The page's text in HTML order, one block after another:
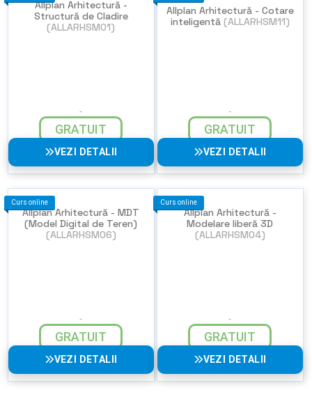
Allplan Arhitectură -
Structură de Cladire
(ALLARHSM01)
GRATUIT
VEZI DETALII
Allplan Arhitectură - Cotare
inteligentă (ALLARHSM11)
GRATUIT
VEZI DETALII
Curs online
Allplan Arhitectură - MDT
(Model Digital de Teren)
(ALLARHSM06)
GRATUIT
VEZI DETALII
Curs online
Allplan Arhitectură -
Modelare liberă 3D
(ALLARHSM04)
GRATUIT
VEZI DETALII